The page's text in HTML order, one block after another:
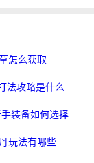
怎么获取
法攻略是什么
装备如何选择
玩法有哪些